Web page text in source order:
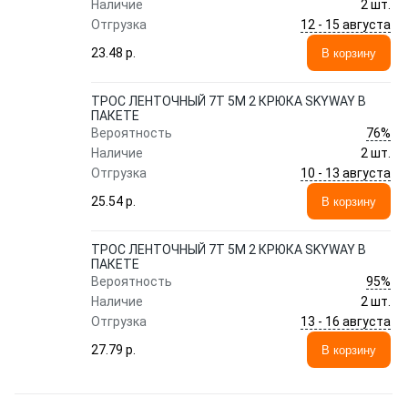
Наличие
2 шт.
Отгрузка
12 - 15 августа
23.48 p.
В корзину
ТРОС ЛЕНТОЧНЫЙ 7Т 5М 2 КРЮКА SKYWAY В
ПАКЕТЕ
Вероятность
76%
Наличие
2 шт.
Отгрузка
10 - 13 августа
25.54 p.
В корзину
ТРОС ЛЕНТОЧНЫЙ 7Т 5М 2 КРЮКА SKYWAY В
ПАКЕТЕ
Вероятность
95%
Наличие
2 шт.
Отгрузка
13 - 16 августа
27.79 p.
В корзину